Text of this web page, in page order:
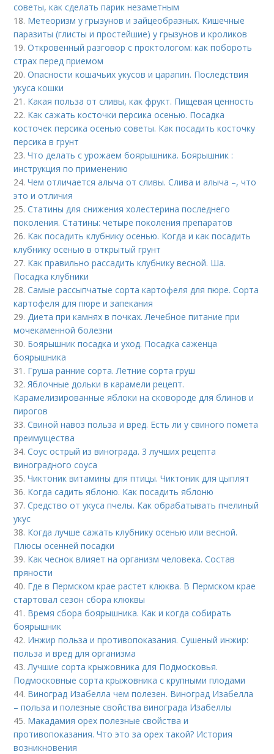
советы, как сделать парик незаметным
18. Метеоризм у грызунов и зайцеобразных. Кишечные
паразиты (глисты и простейшие) у грызунов и кроликов
19.Откровенный разговор с проктологом: как побороть
страх перед приемом
20.Опасности кошачьих укусов и царапин. Последствия
укуса кошки
21. Какая польза от сливы, как фрукт. Пищевая ценность
22. Как сажать косточки персика осенью. Посадка
косточек персика осенью советы. Как посадить косточку
персика в грунт
23.Что делать с урожаем боярышника. Боярышник :
инструкция по применению
24.Чем отличается алыча от сливы. Слива и алыча –, что
это и отличия
25.Статины для снижения холестерина последнего
поколения. Статины: четыре поколения препаратов
26. Как посадить клубнику осенью. Когда и как посадить
клубнику осенью в открытый грунт
27. Как правильно рассадить клубнику весной. Ша.
Посадка клубники
28.Самые рассыпчатые сорта картофеля для пюре. Сорта
картофеля для пюре и запекания
29. Диета при камнях в почках. Лечебное питание при
мочекаменной болезни
30. Боярышник посадка и уход. Посадка саженца
боярышника
31. Груша ранние сорта. Летние сорта груш
32. Яблочные дольки в карамели рецепт.
Карамелизированные яблоки на сковороде для блинов и
пирогов
33.Свиной навоз польза и вред. Есть ли у свиного помета
преимущества
34.Соус острый из винограда. 3 лучших рецепта
виноградного соуса
35.Чиктоник витамины для птицы. Чиктоник для цыплят
36. Когда садить яблоню. Как посадить яблоню
37.Средство от укуса пчелы. Как обрабатывать пчелиный
укус
38. Когда лучше сажать клубнику осенью или весной.
Плюсы осенней посадки
39. Как чеснок влияет на организм человека. Состав
пряности
40. Где в Пермском крае растет клюква. В Пермском крае
стартовал сезон сбора клюквы
41. Время сбора боярышника. Как и когда собирать
боярышник
42. Инжир польза и противопоказания. Сушеный инжир:
польза и вред для организма
43. Лучшие сорта крыжовника для Подмосковья.
Подмосковные сорта крыжовника с крупными плодами
44. Виноград Изабелла чем полезен. Виноград Изабелла
– польза и полезные свойства винограда Изабеллы
45. Макадамия орех полезные свойства и
противопоказания. Что это за орех такой? История
возникновения